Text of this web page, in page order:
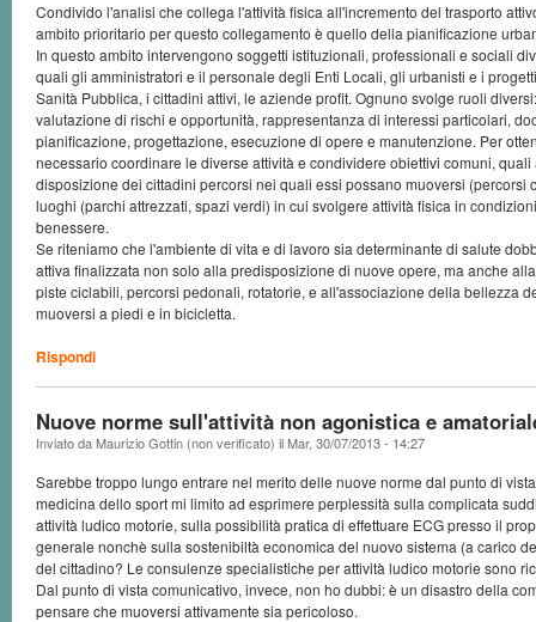
Condivido l'analisi che collega l'attività fisica all'incremento del trasporto
ambito prioritario per questo collegamento è quello della pianificazione
In questo ambito intervengono soggetti istituzionali, professionali e sociali
quali gli amministratori e il personale degli Enti Locali, gli urbanisti e i
Sanità Pubblica, i cittadini attivi, le aziende profit. Ognuno svolge ruoli
valutazione di rischi e opportunità, rappresentanza di interessi particolari,
pianificazione, progettazione, esecuzione di opere e manutenzione. Per
necessario coordinare le diverse attività e condividere obiettivi comuni, quali
disposizione dei cittadini percorsi nei quali essi possano muoversi (percorsi
luoghi (parchi attrezzati, spazi verdi) in cui svolgere attività fisica in
benessere.
Se riteniamo che l'ambiente di vita e di lavoro sia determinante di salute
attiva finalizzata non solo alla predisposizione di nuove opere, ma anche
piste ciclabili, percorsi pedonali, rotatorie, e all'associazione della bellezza
muoversi a piedi e in bicicletta.
Rispondi
Nuove norme sull'attività non agonistica e
Inviato daMaurizio Gottin (non verificato) ilMar, 30/07/2013 - 14:27
Sarebbe troppo lungo entrare nel merito delle nuove norme dal punto di
medicina dello sport mi limito ad esprimere perplessità sulla complicata
attività ludico motorie, sulla possibilità pratica di effettuare ECG presso il
generale nonchè sulla sostenibiltà economica del nuovo sistema (a carico
del cittadino? Le consulenze specialistiche per attività ludico motorie sono
Dal punto di vista comunicativo, invece, non ho dubbi: è un disastro della
pensare che muoversi attivamente sia pericoloso.